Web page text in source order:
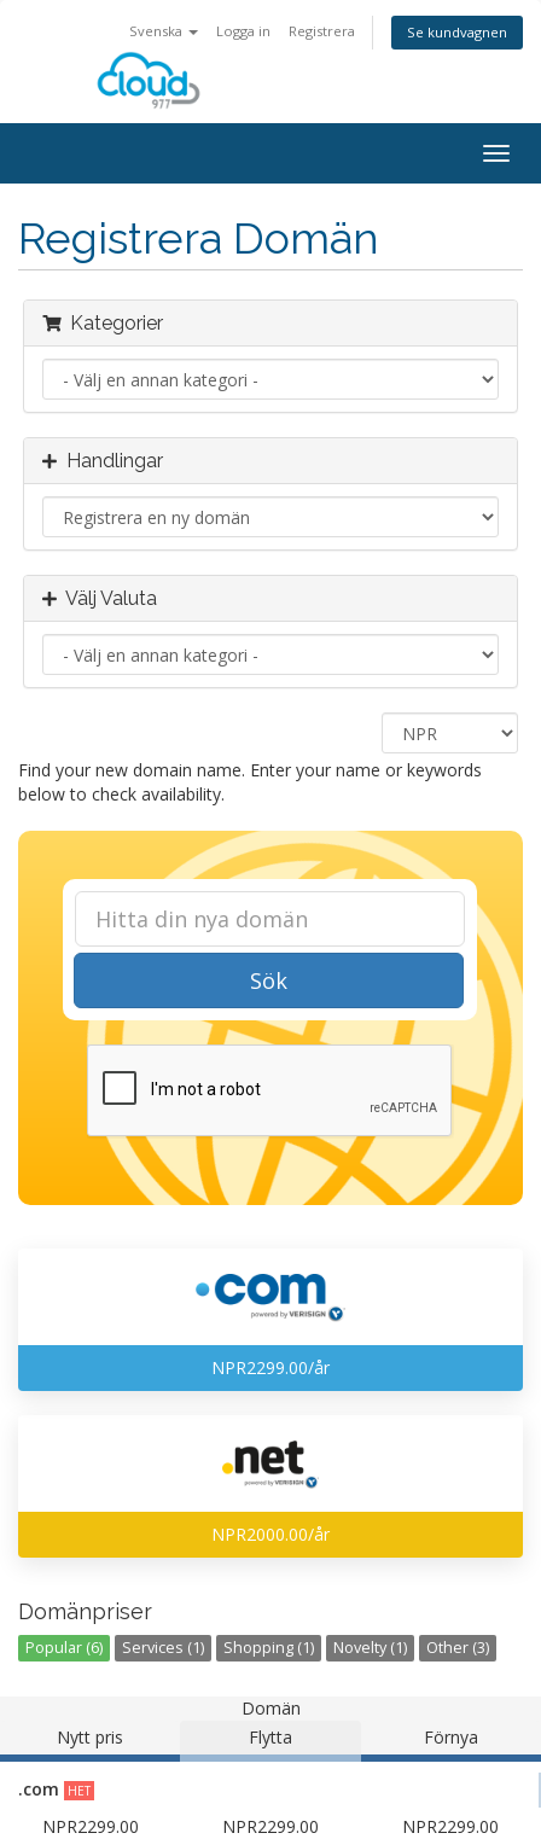
Svenska Logga in Registrera Se kundvagnen
Registrera Domän
Kategorier
Handlingar
Välj Valuta
Find your new domain name. Enter your name or keywords
below to check availability.
Sök
NPR2299.00/år
NPR2000.00/år
Domänpriser
Popular (6) Services (1) Shopping (1) Novelty (1) Other (3)
Domän
Nytt pris
Flytta Förnya
.com HET
NPR2299.00 NPR2299.00 NPR2299.00